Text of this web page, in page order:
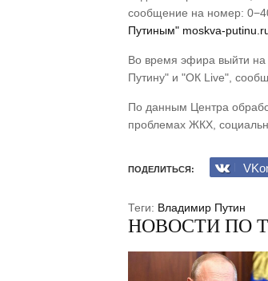
сообщение на номер:
Путиным" moskva-
Во время эфира выйти на
Путину" и "ОК Live",
По данным Центра
проблемах ЖКХ,
ПОДЕЛИТЬСЯ:
Теги: Владимир Путин
НОВОСТИ ПО